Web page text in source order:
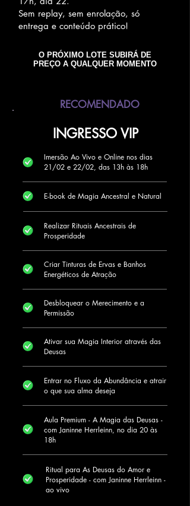
Sem replay, sem enrolação, só
entrega e conteúdo prático!
O PRÓXIMO LOTE SUBIRÁ DE
PREÇO A QUALQUER MOMENTO
INGRESSO VIP
Imersão Ao Vivo e Online nos dias
21/02 e 22/02, das 13h às 18h
E-book de Magia Ancestral e Natural
Realizar Rituais Ancestrais de
Prosperidade
Criar Tinturas de Ervas e Banhos
Energéticos de Atração
Desbloquear o Merecimento e a
Permissão
Ativar sua Magia Interior através das
Deusas
Entrar no Fluxo da Abundância e atrair
o que sua alma deseja
Aula Premium - A Magia das Deusas -
com Janinne Herrleinn, no dia 20 às
18h
Ritual para As Deusas do Amor e
Prosperidade - com Janinne Herrleinn -
ao vivo
RECOMENDADO